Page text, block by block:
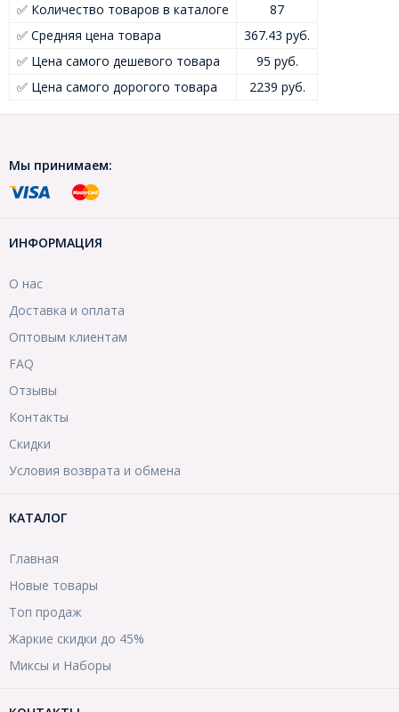
✅ Количество товаров в каталоге
87
✅ Средняя цена товара
367.43 руб.
✅ Цена самого дешевого товара
95 руб.
✅ Цена самого дорогого товара
2239 руб.
Мы принимаем:
ИНФОРМАЦИЯ
О нас
Доставка и оплата
Оптовым клиентам
FAQ
Отзывы
Контакты
Скидки
Условия возврата и обмена
КАТАЛОГ
Главная
Новые товары
Топ продаж
Жаркие скидки до 45%
Миксы и Наборы